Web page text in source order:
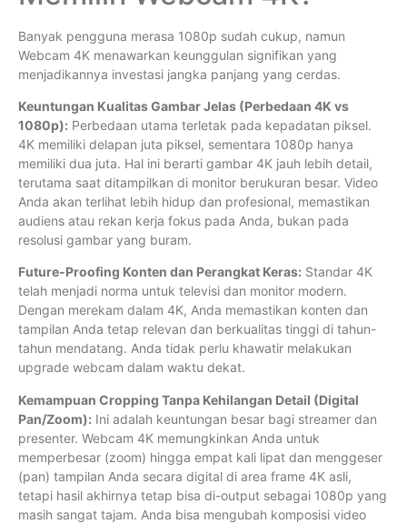
Banyak pengguna merasa 1080p sudah cukup, namun
Webcam 4K menawarkan keunggulan signifikan yang
menjadikannya investasi jangka panjang yang cerdas.
Keuntungan Kualitas Gambar Jelas (Perbedaan 4K vs
1080p): Perbedaan utama terletak pada kepadatan piksel.
4K memiliki delapan juta piksel, sementara 1080p hanya
memiliki dua juta. Hal ini berarti gambar 4K jauh lebih detail,
terutama saat ditampilkan di monitor berukuran besar. Video
Anda akan terlihat lebih hidup dan profesional, memastikan
audiens atau rekan kerja fokus pada Anda, bukan pada
resolusi gambar yang buram.
Future-Proofing Konten dan Perangkat Keras: Standar 4K
telah menjadi norma untuk televisi dan monitor modern.
Dengan merekam dalam 4K, Anda memastikan konten dan
tampilan Anda tetap relevan dan berkualitas tinggi di tahun-
tahun mendatang. Anda tidak perlu khawatir melakukan
upgrade webcam dalam waktu dekat.
Kemampuan Cropping Tanpa Kehilangan Detail (Digital
Pan/Zoom): Ini adalah keuntungan besar bagi streamer dan
presenter. Webcam 4K memungkinkan Anda untuk
memperbesar (zoom) hingga empat kali lipat dan menggeser
(pan) tampilan Anda secara digital di area frame 4K asli,
tetapi hasil akhirnya tetap bisa di-output sebagai 1080p yang
masih sangat tajam. Anda bisa mengubah komposisi video